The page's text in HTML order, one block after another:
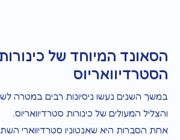
הסאונד המיוחד של
הסטרדיוואריוס
במשך השנים נעשו ניסיונות רבים במטרה
והצליל המעולים של כינורות סטרדיוואריוס.
אחת הסברות היא שאנטוניו סטרדיווארי